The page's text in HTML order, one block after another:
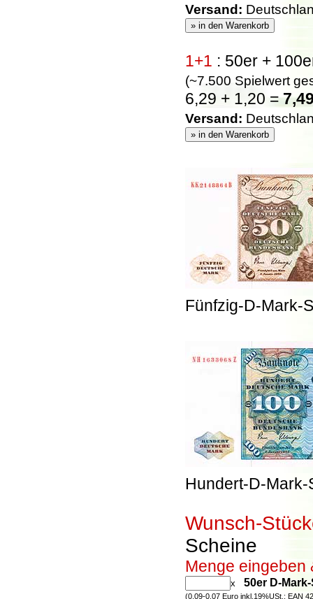
Versand:
1+1 : 50er +
(~7.500 Spielwert
6,29 + 1,20 =
Versand:
Fünfzig-D-Mark-
Hundert-D-Mark-
Wunsch-
Scheine
Menge eingeben
x 50er D-
(0,09-0,07 Euro inkl.19%USt.; EAN